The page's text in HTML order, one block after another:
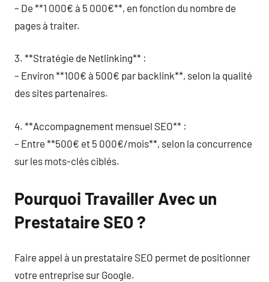
– De **1 000€ à 5 000€**, en fonction du nombre de
pages à traiter.
3. **Stratégie de Netlinking** :
– Environ **100€ à 500€ par backlink**, selon la qualité
des sites partenaires.
4. **Accompagnement mensuel SEO** :
– Entre **500€ et 5 000€/mois**, selon la concurrence
sur les mots-clés ciblés.
Pourquoi Travailler Avec un
Prestataire SEO ?
Faire appel à un prestataire SEO permet de positionner
votre entreprise sur Google.